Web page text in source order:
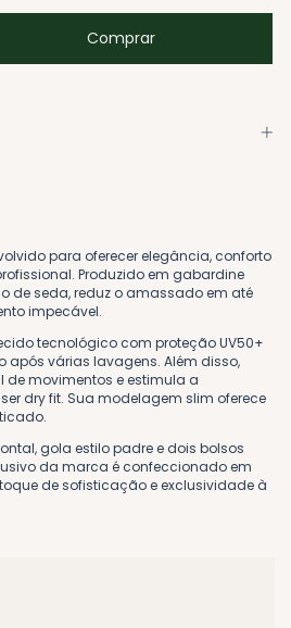
para oferecer elegância, conforto
Produzido em gabardine
de seda, reduz o amassado em até
impecável.
tecnológico com proteção UV50+
várias lavagens. Além disso,
movimentos e estimula a
dry fit. Sua modelagem slim oferece
gola estilo padre e dois bolsos
da marca é confeccionado em
de sofisticação e exclusividade à